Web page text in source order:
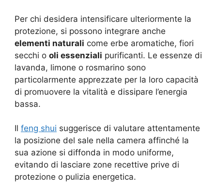
Per chi desidera intensificare ulteriormente la
protezione, si possono integrare anche
elementi naturali come erbe aromatiche, fiori
secchi o oli essenziali purificanti. Le essenze di
lavanda, limone o rosmarino sono
particolarmente apprezzate per la loro capacità
di promuovere la vitalità e dissipare l’energia
bassa.
Il feng shui suggerisce di valutare attentamente
la posizione del sale nella camera affinché la
sua azione si diffonda in modo uniforme,
evitando di lasciare zone recettive prive di
protezione o pulizia energetica.